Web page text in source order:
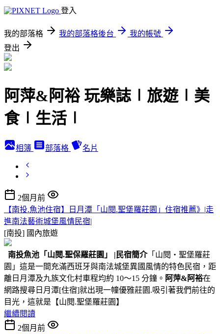
登入
我的部落格 我的部落格後台
我的帳號
登出
阿萍&阿裕 玩樂誌∣旅遊∣美
食∣生活∣
相簿 部落格 名片
2個月前
【南投.魚池住宿】日月潭「山閱.聖堡羅莊園」住宿推薦》|走
進南法藝術城堡風情民宿|
[南投] 國內旅遊
南投魚池 「山閱.聖保羅莊園」 |民宿簡介「山閱‧聖堡羅莊
園」這是一間充滿西班牙與南法城堡異國風情的特色民宿，距
離日月潭及九族文化村車程均約 10～15 分鐘。 阿萍&阿裕在
網路搜尋日月潭[住宿]就出現一幢優雅莊園.吸引著我們前往的
目光，這就是【山閱.聖堡羅莊園】
繼續閱讀
2個月前